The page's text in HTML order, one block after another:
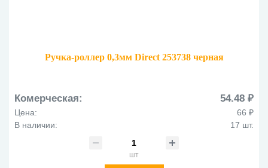
Ручка-роллер 0,3мм Direct 253738 черная
Комерческая: 54.48 ₽
Цена:
66 ₽
В наличии:
17 шт.
шт